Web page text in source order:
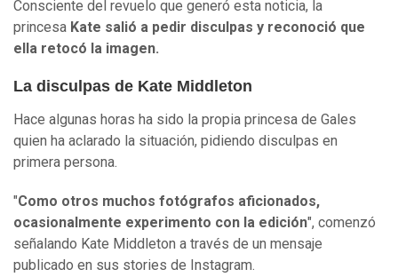
Consciente del revuelo que generó esta noticia, la
princesa Kate salió a pedir disculpas y reconoció que
ella retocó la imagen.
La disculpas de Kate Middleton
Hace algunas horas ha sido la propia princesa de Gales
quien ha aclarado la situación, pidiendo disculpas en
primera persona.
"Como otros muchos fotógrafos aficionados,
ocasionalmente experimento con la edición", comenzó
señalando Kate Middleton a través de un mensaje
publicado en sus stories de Instagram.